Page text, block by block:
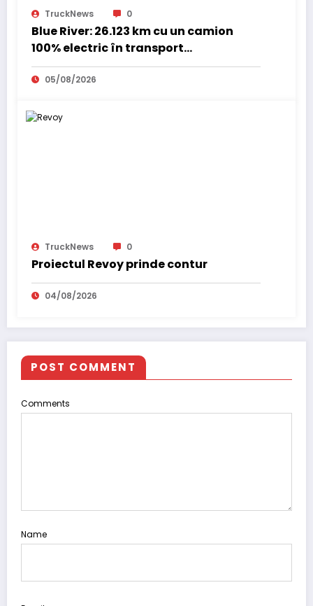
TruckNews 0
Blue River: 26.123 km cu un camion
100% electric în transport
internațional
05/08/2026
TruckNews 0
Proiectul Revoy prinde contur
04/08/2026
POST COMMENT
Comments
Name